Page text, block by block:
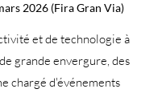
2026 (Fira Gran Via)
et de technologie à
grande envergure, des
chargé d'événements